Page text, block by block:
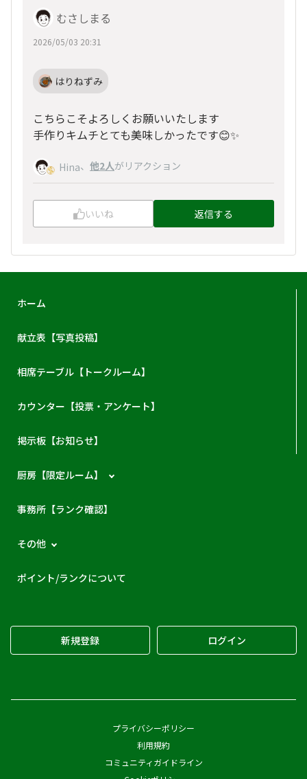
むさしまる
2026/05/03 20:31
はりねずみ
こちらこそよろしくお願いいたします
手作りキムチとても美味しかったです😊✨️
Hina、 他2人がリアクション
いいね 返信する
ホーム
献立表【写真投稿】
相席テーブル【トークルーム】
カウンター【投票・アンケート】
掲示板【お知らせ】
厨房【限定ルーム】
事務所【ランク確認】
その他
ポイント/ランクについて
新規登録 ログイン
プライバシーポリシー
利用規約
コミュニティガイドライン